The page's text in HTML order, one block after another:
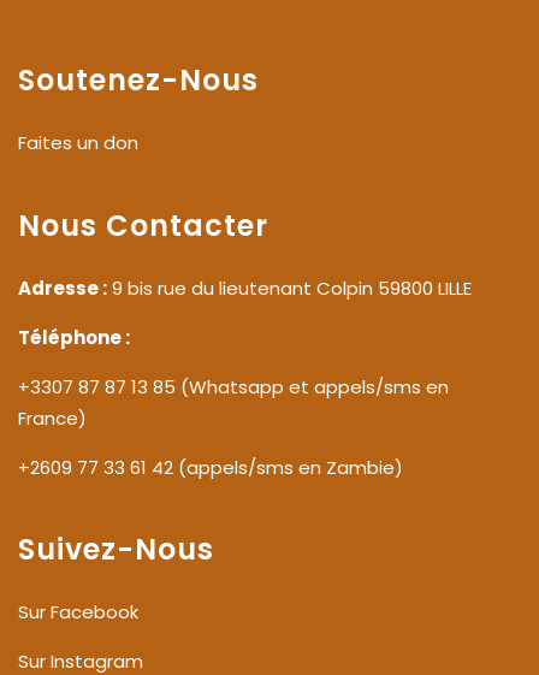
Soutenez-Nous
Faites un don
Nous Contacter
Adresse :9 bis rue du lieutenant Colpin 59800 LILLE
Téléphone :
+3307 87 87 13 85 (Whatsapp et appels/sms en
France)
+2609 77 33 61 42 (appels/sms en Zambie)
Suivez-Nous
Sur Facebook
Sur Instagram